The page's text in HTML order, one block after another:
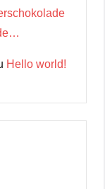
Hello world!